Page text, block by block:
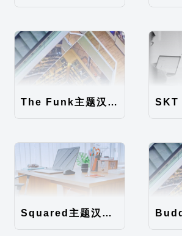
The Funk主题汉化包
Squared主题汉化包